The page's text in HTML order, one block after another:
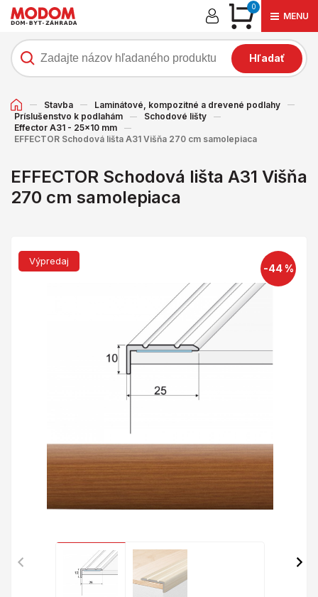
0
MENU
Hľadať
Stavba
Laminátové, kompozitné a drevené podlahy
Príslušenstvo k podlahám
Schodové lišty
Effector A31 - 25x10 mm
EFFECTOR Schodová lišta A31 Višňa 270 cm samolepiaca
EFFECTOR Schodová lišta A31 Višňa
270 cm samolepiaca
-44 %
Výpredaj